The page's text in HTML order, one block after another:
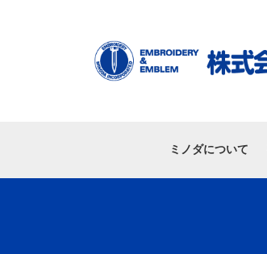
ミノダについて